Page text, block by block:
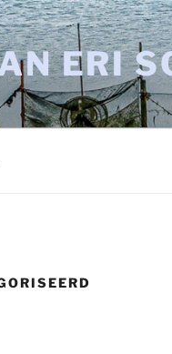
ERI